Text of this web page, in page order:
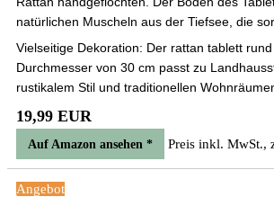
natürlichen Muscheln aus der Tiefsee, die
Vielseitige Dekoration: Der rattan tablett
Durchmesser von 30 cm passt zu
rustikalem Stil und traditionellen
19,99 EUR
Auf Amazon ansehen * Preis inkl. MwSt.,
Angebot